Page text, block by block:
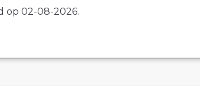
op 02-08-2026.